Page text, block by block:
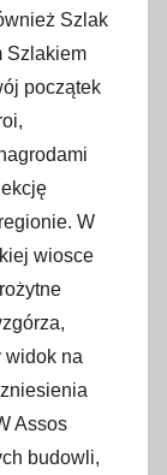
Szlak
Szlakiem
początek
W
wiosce
widok na
Assos
budowli,